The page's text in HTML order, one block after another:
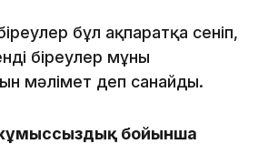
бұл ақпаратқа сеніп,
біреулер мұны
мәлімет деп санайды.
бойынша